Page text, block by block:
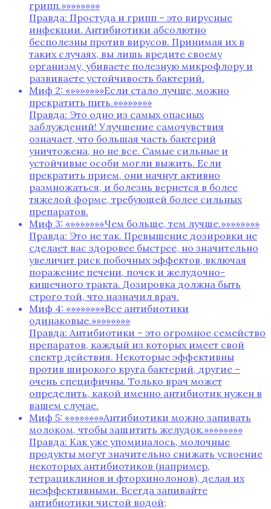
грипп.»»»»»»»»
Правда: Простуда и грипп – это вирусные
инфекции. Антибиотики абсолютно
бесполезны против вирусов. Принимая их в
таких случаях‚ вы лишь вредите своему
организму‚ убиваете полезную микрофлору и
развиваете устойчивость бактерий.
Миф 2: «»»»»»»»Если стало лучше‚ можно
прекратить пить.»»»»»»»»
Правда: Это одно из самых опасных
заблуждений! Улучшение самочувствия
означает‚ что большая часть бактерий
уничтожена‚ но не все. Самые сильные и
устойчивые особи могли выжить. Если
прекратить прием‚ они начнут активно
размножаться‚ и болезнь вернется в более
тяжелой форме‚ требующей более сильных
препаратов.
Миф 3: «»»»»»»»Чем больше‚ тем лучше.»»»»»»»»
Правда: Это не так. Превышение дозировки не
сделает вас здоровее быстрее‚ но значительно
увеличит риск побочных эффектов‚ включая
поражение печени‚ почек и желудочно-
кишечного тракта. Дозировка должна быть
строго той‚ что назначил врач.
Миф 4: «»»»»»»»Все антибиотики
одинаковые.»»»»»»»»
Правда: Антибиотики – это огромное семейство
препаратов‚ каждый из которых имеет свой
спектр действия. Некоторые эффективны
против широкого круга бактерий‚ другие –
очень специфичны. Только врач может
определить‚ какой именно антибиотик нужен в
вашем случае.
Миф 5: «»»»»»»»Антибиотики можно запивать
молоком‚ чтобы защитить желудок.»»»»»»»»
Правда: Как уже упоминалось‚ молочные
продукты могут значительно снижать усвоение
некоторых антибиотиков (например‚
тетрациклинов и фторхинолонов)‚ делая их
неэффективными. Всегда запивайте
антибиотики чистой водой;